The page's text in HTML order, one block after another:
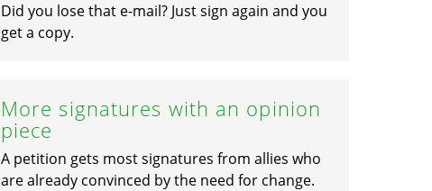
Did you lose that e-mail? Just sign again and you
get a copy.
More signatures with an opinion
piece
A petition gets most signatures from allies who
are already convinced by the need for change.